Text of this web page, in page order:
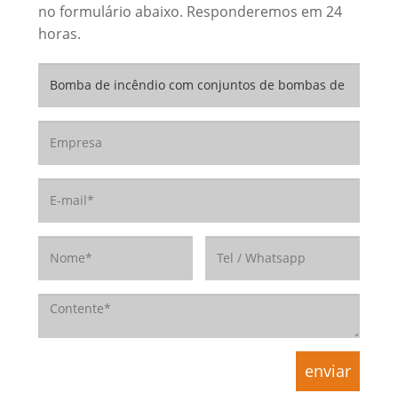
no formulário abaixo. Responderemos em 24
horas.